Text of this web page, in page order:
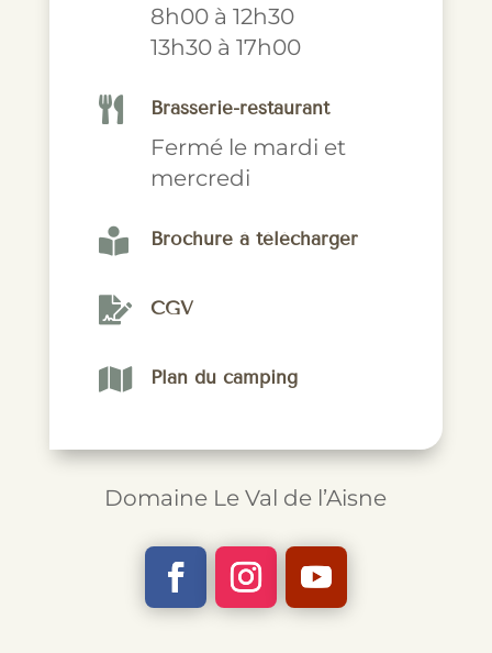
8h00 à 12h30
13h30 à 17h00
 Brasserie-restaurant
Fermé le mardi et
mercredi
 Brochure à télécharger
 CGV
 Plan du camping
Domaine Le Val de l’Aisne